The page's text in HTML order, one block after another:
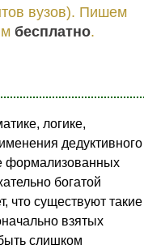
вузов). Пишем
бесплатно.
логике,
дедуктивного
формализованных
богатой
что суще­ствуют такие
взятых
слишком